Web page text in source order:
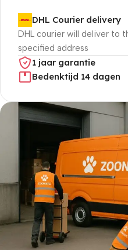
DHL Courier delivery
DHL courier will deliver to
specified address
1 jaar garantie
Bedenktijd 14 dagen